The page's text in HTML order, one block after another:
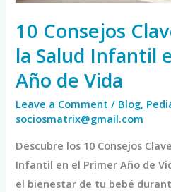
10 Consejos
la Salud Infantil
Año de Vida
Leave a Comment / Blog,
sociosmatrix@gmail.com
Descubre los 10 Consejos
Infantil en el Primer Año de
el bienestar de tu bebé
Primer
Año
de